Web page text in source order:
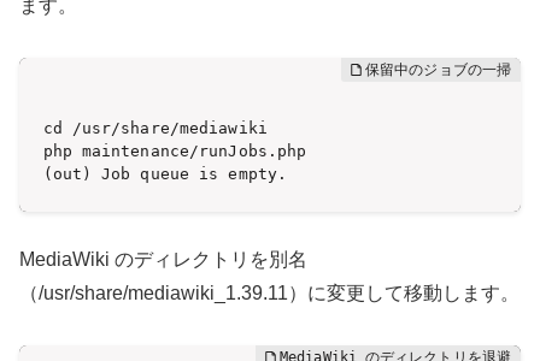
ます。
cd /usr/share/mediawiki
php maintenance/runJobs.php
(out) Job queue is empty.
MediaWiki のディレクトリを別名
（/usr/share/mediawiki_1.39.11）に変更して移動します。